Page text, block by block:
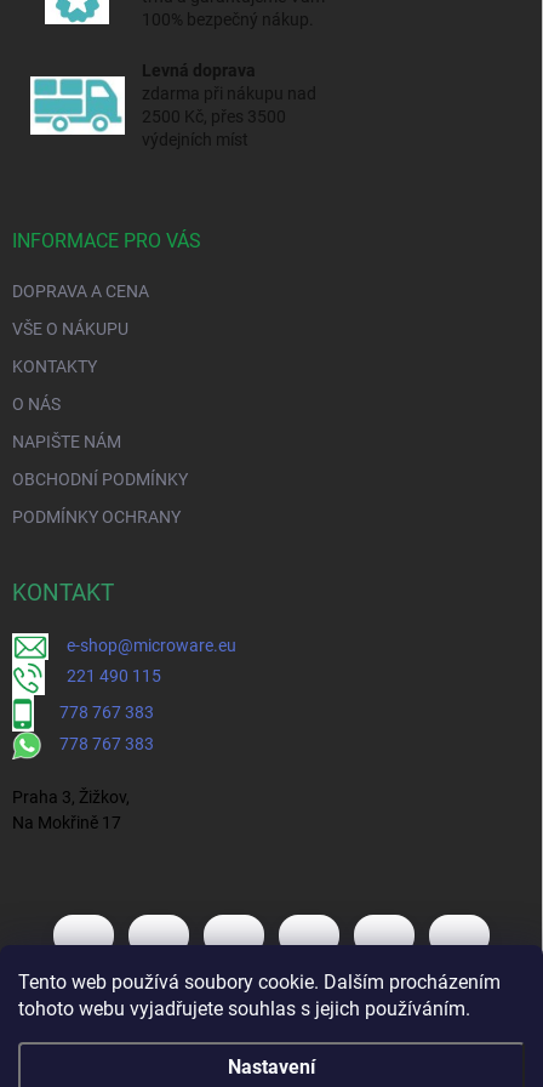
Tento web používá soubory cookie. Dalším procházením
tohoto webu vyjadřujete souhlas s jejich používáním.
Nastavení
100% bezpečný nákup.
Levná doprava
zdarma při nákupu nad
2500 Kč, přes 3500
výdejních míst
INFORMACE PRO VÁS
DOPRAVA A CENA
VŠE O NÁKUPU
KONTAKTY
O NÁS
NAPIŠTE NÁM
OBCHODNÍ PODMÍNKY
PODMÍNKY OCHRANY
KONTAKT
e-shop@microware.eu
221 490 115
778 767 383
778 767 383
Praha 3, Žižkov,
Na Mokřině 17